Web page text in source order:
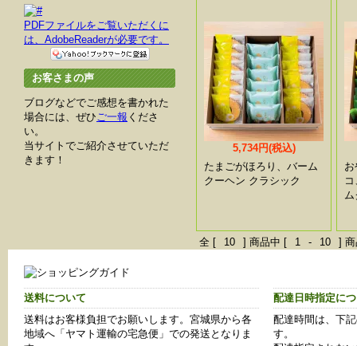
PDFファイルをご覧いただくに
は、AdobeReaderが必要です。
お客さまの声
ブログなどでご感想を書かれた
場合には、ぜひご一報 くださ
い。
当サイトでご紹介させていただ
きます！
5,734円(税込)
たまごがほろり、バーム
クーヘン クラシック
ム
全 [ 10 ] 商品中 [ 1 - 10 ] 商
送料について
送料はお客様負担でお願いします。宮城県から各
地域へ「ヤマト運輸の宅急便」での発送となりま
配達日時指定に
配達時間は、下
す。